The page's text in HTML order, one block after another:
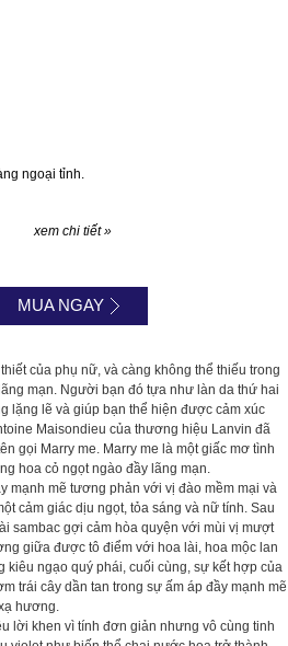
ngoại tỉnh.
xem chi tiết »
MUA NGAY
của phụ nữ, và càng không thể thiếu trong
mạn. Người bạn đó tựa như làn da thứ hai
lặng lẽ và giúp bạn thể hiện được cảm xúc
Maisondieu của thương hiệu Lanvin đã
gọi Marry me. Marry me là một giấc mơ tình
hoa cỏ ngọt ngào đầy lãng mạn.
mạnh mẽ tương phản với vị đào mềm mại và
cảm giác dịu ngọt, tỏa sáng và nữ tính. Sau
sambac gợi cảm hòa quyện với mùi vị mượt
giữa được tô điểm với hoa lài, hoa mộc lan
kiêu ngạo quý phái, cuối cùng, sự kết hợp của
trái cây dần tan trong sự ấm áp đầy mạnh mẽ
hương.
lời khen vì tính đơn giản nhưng vô cùng tinh